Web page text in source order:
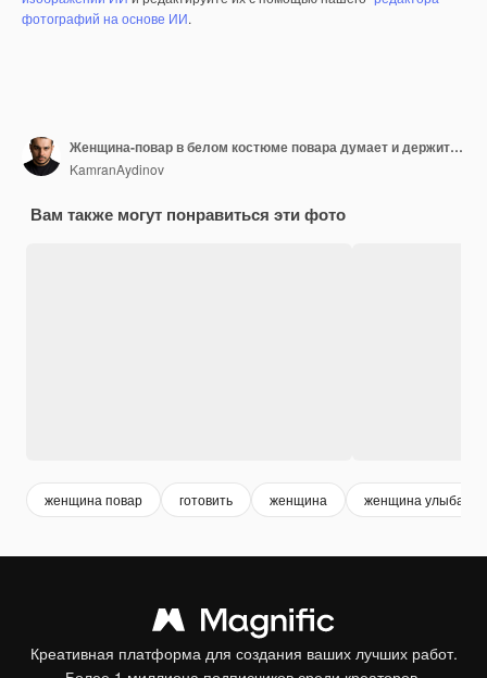
фотографий на основе ИИ.
Женщина-повар в белом костюме повара думает и держит белый знак на зеленой стене
KamranAydinov
Вам также могут понравиться эти фото
женщина повар готовить женщина женщина
Креативная платформа для создания ваших лучших работ.